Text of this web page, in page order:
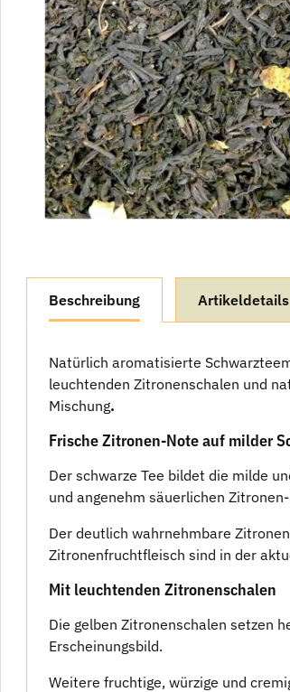
Beschreibung Artikeldetails
Natürlich aromatisierte
leuchtenden Zitronenschalen und
Mischung.
Frische Zitronen-Note auf milder
Der schwarze Tee bildet die milde
und angenehm säuerlichen
Der deutlich wahrnehmbare
Zitronenfruchtfleisch sind in der
Mit leuchtenden Zitronenschalen
Die gelben Zitronenschalen setzen
Erscheinungsbild.
Weitere fruchtige, würzige und